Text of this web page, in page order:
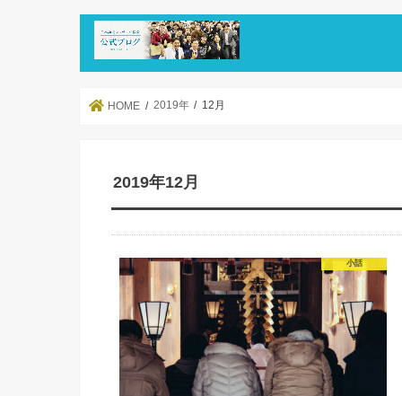
HOME 2019年 12月
2019年12月
小話